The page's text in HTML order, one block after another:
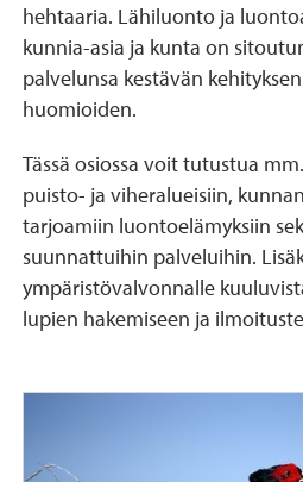
hehtaaria. Lähiluonto ja
kunnia-asia ja kunta on
palvelunsa kestävän
huomioiden.
Tässä osiossa voit tutustua
puisto- ja viheralueisiin,
tarjoamiin luontoelämyksiin
suunnattuihin palveluihin.
ympäristövalvonnalle
lupien hakemiseen ja